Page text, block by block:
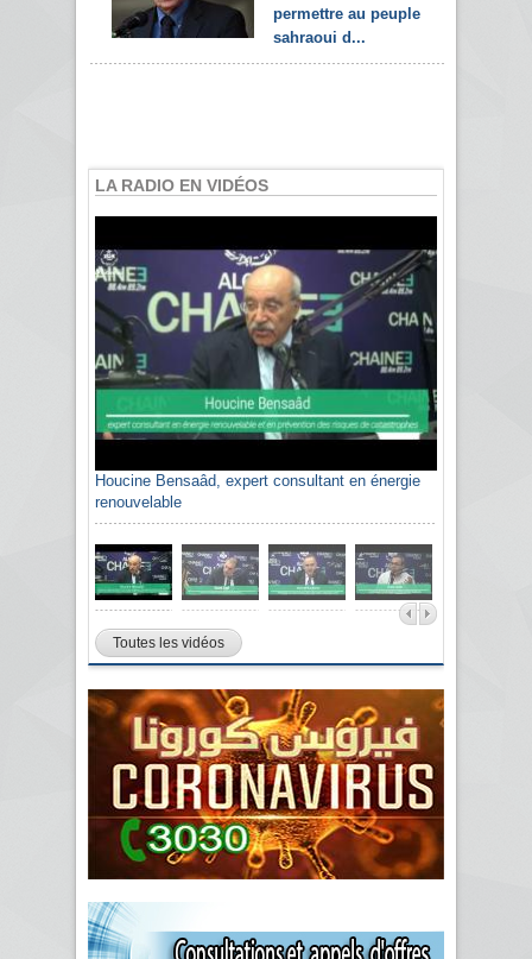
permettre au peuple
sahraoui d...
LA RADIO EN VIDÉOS
Houcine Bensaâd, expert consultant en énergie
renouvelable
Toutes les vidéos